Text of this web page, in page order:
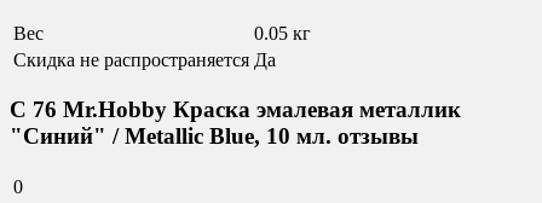
Вес
0.05 кг
Скидка не распространяется Да
C 76 Mr.Hobby Краска эмалевая металлик
"Синий" / Metallic Blue, 10 мл. отзывы
0